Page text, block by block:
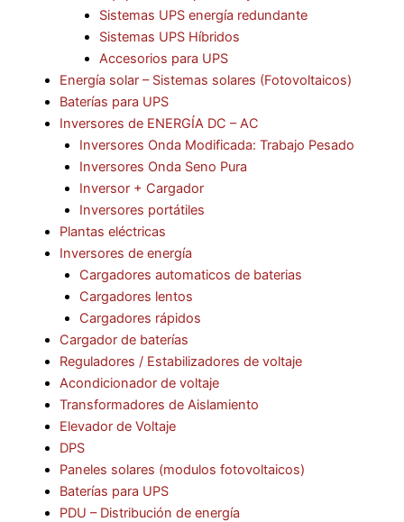
Sistemas UPS energía redundante
Sistemas UPS Híbridos
Accesorios para UPS
Energía solar – Sistemas solares (Fotovoltaicos)
Baterías para UPS
Inversores de ENERGÍA DC – AC
Inversores Onda Modificada: Trabajo Pesado
Inversores Onda Seno Pura
Inversor + Cargador
Inversores portátiles
Plantas eléctricas
Inversores de energía
Cargadores automaticos de baterias
Cargadores lentos
Cargadores rápidos
Cargador de baterías
Reguladores / Estabilizadores de voltaje
Acondicionador de voltaje
Transformadores de Aislamiento
Elevador de Voltaje
DPS
Paneles solares (modulos fotovoltaicos)
Baterías para UPS
PDU – Distribución de energía